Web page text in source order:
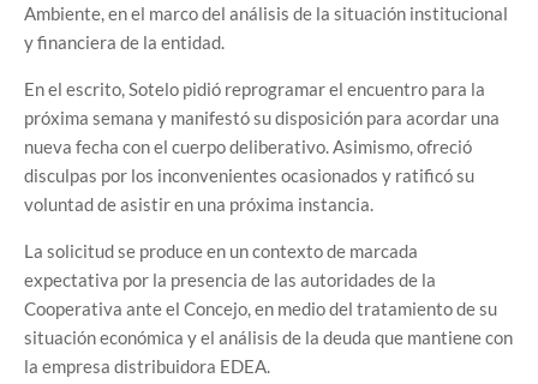
Ambiente, en el marco del análisis de la situación institucional
y financiera de la entidad.
En el escrito, Sotelo pidió reprogramar el encuentro para la
próxima semana y manifestó su disposición para acordar una
nueva fecha con el cuerpo deliberativo. Asimismo, ofreció
disculpas por los inconvenientes ocasionados y ratificó su
voluntad de asistir en una próxima instancia.
La solicitud se produce en un contexto de marcada
expectativa por la presencia de las autoridades de la
Cooperativa ante el Concejo, en medio del tratamiento de su
situación económica y el análisis de la deuda que mantiene con
la empresa distribuidora EDEA.